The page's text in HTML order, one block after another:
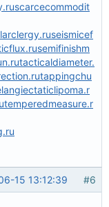
scarcecommodit
seismicef
semifinishm
tacticaldiameter.
tappingchu
temperedmeasure.r
#6
15 13:12:39